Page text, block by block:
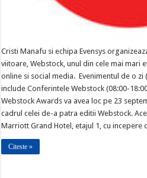
Cristi Manafu si echipa Evensys
viitoare, Webstock, unul din cele mai mari
online si social media. Evenimentul de o zi
include Conferintele Webstock (08:00-
Webstock Awards va avea loc pe 23
cadrul celei de-a patra editii Webstock.
Marriott Grand Hotel, etajul 1, cu incepere
Citeste »